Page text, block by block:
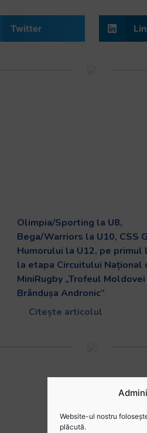
Website-ul nostru
plăcută.
Twitter
Olimpia/Sporting la U8,
Bega/Warriors la U10, CSS
Humorului la U12, pe primul
la etapa Circuitului Național
MiniRugby „Trofeul Moldovei
Brândușa Andronic”
Citește articolul